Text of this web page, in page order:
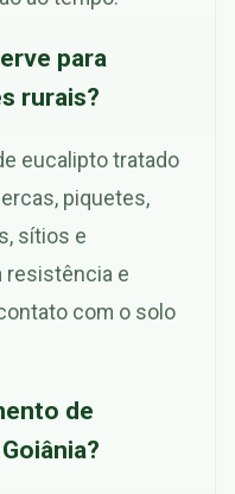
para
rurais?
eucalipto tratado
piquetes,
sítios e
resistência e
com o solo
de